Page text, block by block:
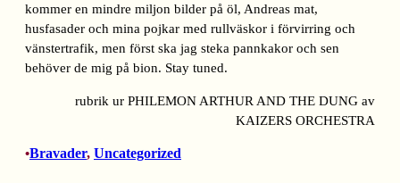
kommer en mindre miljon bilder på öl, Andreas mat,
husfasader och mina pojkar med rullväskor i förvirring och
vänstertrafik, men först ska jag steka pannkakor och sen
behöver de mig på bion. Stay tuned.
rubrik ur PHILEMON ARTHUR AND THE DUNG av
KAIZERS ORCHESTRA
•Bravader, Uncategorized